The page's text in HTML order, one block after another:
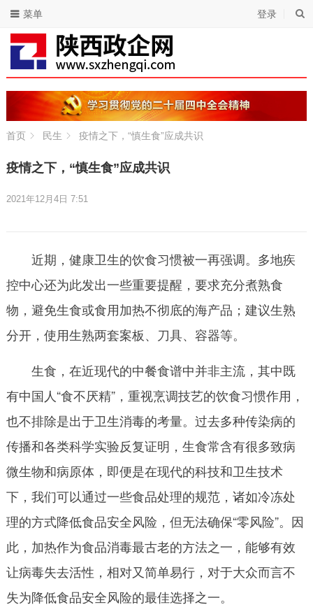
登录
菜单
首页 民生 疫情之下，“慎生食”应成共识
疫情之下，“慎生食”应成共识
2021年12月4日 7:51
近期，健康卫生的饮食习惯被一再强调。多地疾
控中心还为此发出一些重要提醒，要求充分煮熟食
物，避免生食或食用加热不彻底的海产品；建议生熟
分开，使用生熟两套案板、刀具、容器等。
生食，在近现代的中餐食谱中并非主流，其中既
有中国人“食不厌精”，重视烹调技艺的饮食习惯作用，
也不排除是出于卫生消毒的考量。过去多种传染病的
传播和各类科学实验反复证明，生食常含有很多致病
微生物和病原体，即便是在现代的科技和卫生技术
下，我们可以通过一些食品处理的规范，诸如冷冻处
理的方式降低食品安全风险，但无法确保“零风险”。因
此，加热作为食品消毒最古老的方法之一，能够有效
让病毒失去活性，相对又简单易行，对于大众而言不
失为降低食品安全风险的最佳选择之一。